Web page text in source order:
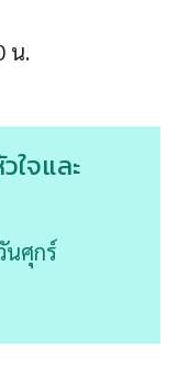
น.
ใจและ
ศุกร์